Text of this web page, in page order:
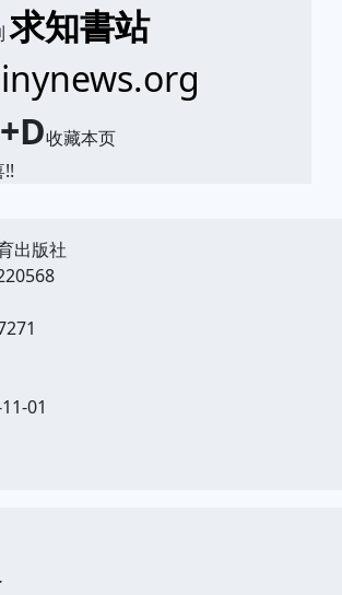
求知書站
收藏本页
出版社
01